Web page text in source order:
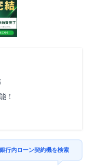
！
行内ローン契約機を検索